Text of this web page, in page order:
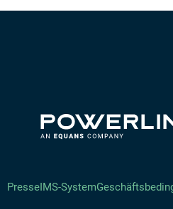
PresseIMS-System